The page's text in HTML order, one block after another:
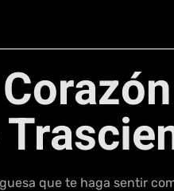
que te haga sentir